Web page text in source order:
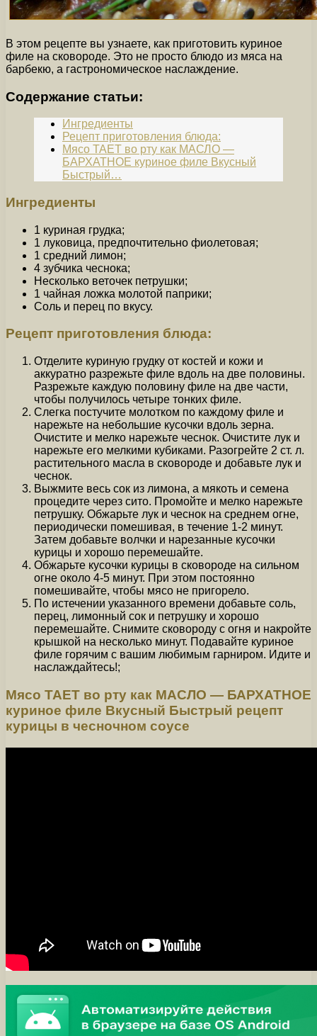
В этом рецепте вы узнаете, как приготовить куриное
филе на сковороде. Это не просто блюдо из мяса на
барбекю, а гастрономическое наслаждение.
Содержание статьи:
Ингредиенты
Рецепт приготовления блюда:
Мясо ТАЕТ во рту как МАСЛО —
БАРХАТНОЕ куриное филе Вкусный
Быстрый…
Ингредиенты
1 куриная грудка;
1 луковица, предпочтительно фиолетовая;
1 средний лимон;
4 зубчика чеснока;
Несколько веточек петрушки;
1 чайная ложка молотой паприки;
Соль и перец по вкусу.
Рецепт приготовления блюда:
Отделите куриную грудку от костей и кожи и
аккуратно разрежьте филе вдоль на две половины.
Разрежьте каждую половину филе на две части,
чтобы получилось четыре тонких филе.
Слегка постучите молотком по каждому филе и
нарежьте на небольшие кусочки вдоль зерна.
Очистите и мелко нарежьте чеснок. Очистите лук и
нарежьте его мелкими кубиками. Разогрейте 2 ст. л.
растительного масла в сковороде и добавьте лук и
чеснок.
Выжмите весь сок из лимона, а мякоть и семена
процедите через сито. Промойте и мелко нарежьте
петрушку. Обжарьте лук и чеснок на среднем огне,
периодически помешивая, в течение 1-2 минут.
Затем добавьте волчки и нарезанные кусочки
курицы и хорошо перемешайте.
Обжарьте кусочки курицы в сковороде на сильном
огне около 4-5 минут. При этом постоянно
помешивайте, чтобы мясо не пригорело.
По истечении указанного времени добавьте соль,
перец, лимонный сок и петрушку и хорошо
перемешайте. Снимите сковороду с огня и накройте
крышкой на несколько минут. Подавайте куриное
филе горячим с вашим любимым гарниром. Идите и
наслаждайтесь!;
Мясо ТАЕТ во рту как МАСЛО — БАРХАТНОЕ
куриное филе Вкусный Быстрый рецепт
курицы в чесночном соусе